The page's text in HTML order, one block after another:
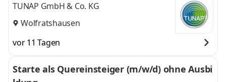
TUNAP GmbH & Co. KG
Wolfratshausen
vor 11 Tagen
Starte als Quereinsteiger (m/w/d) ohne Ausbi